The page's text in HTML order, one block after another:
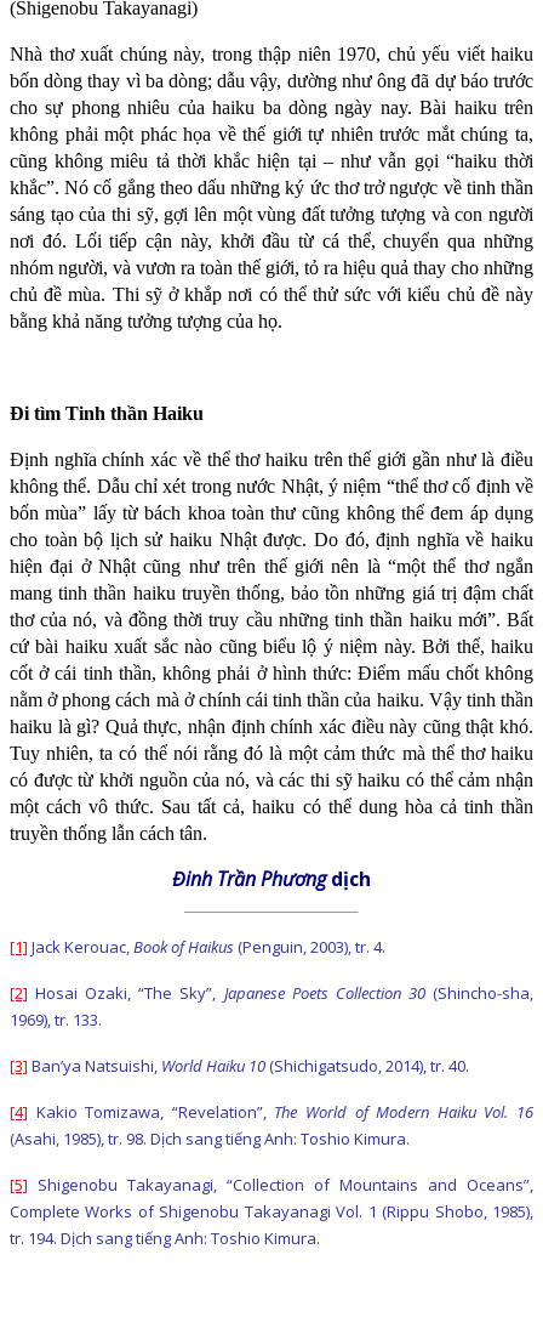
(Shigenobu Takayanagi)
Nhà thơ xuất chúng này, trong thập niên 1970, chủ yếu viết haiku
bốn dòng thay vì ba dòng; dẫu vậy, dường như ông đã dự báo trước
cho sự phong nhiêu của haiku ba dòng ngày nay. Bài haiku trên
không phải một phác họa về thế giới tự nhiên trước mắt chúng ta,
cũng không miêu tả thời khắc hiện tại – như vẫn gọi “haiku thời
khắc”. Nó cố gắng theo dấu những ký ức thơ trở ngược về tinh thần
sáng tạo của thi sỹ, gợi lên một vùng đất tưởng tượng và con người
nơi đó. Lối tiếp cận này, khởi đầu từ cá thể, chuyển qua những
nhóm người, và vươn ra toàn thế giới, tỏ ra hiệu quả thay cho những
chủ đề mùa. Thi sỹ ở khắp nơi có thể thử sức với kiểu chủ đề này
bằng khả năng tưởng tượng của họ.
Đi tìm Tinh thần Haiku
Định nghĩa chính xác về thể thơ haiku trên thế giới gần như là điều
không thể. Dẫu chỉ xét trong nước Nhật, ý niệm “thể thơ cố định về
bốn mùa” lấy từ bách khoa toàn thư cũng không thể đem áp dụng
cho toàn bộ lịch sử haiku Nhật được. Do đó, định nghĩa về haiku
hiện đại ở Nhật cũng như trên thế giới nên là “một thể thơ ngắn
mang tinh thần haiku truyền thống, bảo tồn những giá trị đậm chất
thơ của nó, và đồng thời truy cầu những tinh thần haiku mới”. Bất
cứ bài haiku xuất sắc nào cũng biểu lộ ý niệm này. Bởi thế, haiku
cốt ở cái tinh thần, không phải ở hình thức: Điểm mấu chốt không
nằm ở phong cách mà ở chính cái tinh thần của haiku. Vậy tinh thần
haiku là gì? Quả thực, nhận định chính xác điều này cũng thật khó.
Tuy nhiên, ta có thể nói rằng đó là một cảm thức mà thể thơ haiku
có được từ khởi nguồn của nó, và các thi sỹ haiku có thể cảm nhận
một cách vô thức. Sau tất cả, haiku có thể dung hòa cả tinh thần
truyền thống lẫn cách tân.
Đinh Trần Phươngdịch
[1] Jack Kerouac,Book of Haikus(Penguin, 2003), tr. 4.
[2] Hosai Ozaki, “The Sky”, Japanese Poets Collection 30(Shincho-sha,
1969), tr. 133.
[3] Ban’ya Natsuishi, World Haiku 10(Shichigatsudo, 2014), tr. 40.
[4] Kakio Tomizawa, “Revelation”, The World of Modern Haiku Vol. 16
(Asahi, 1985), tr. 98. Dịch sang tiếng Anh: Toshio Kimura.
[5] Shigenobu Takayanagi, “Collection of Mountains and Oceans”,
Complete Works of Shigenobu Takayanagi Vol. 1 (Rippu Shobo, 1985),
tr. 194. Dịch sang tiếng Anh: Toshio Kimura.